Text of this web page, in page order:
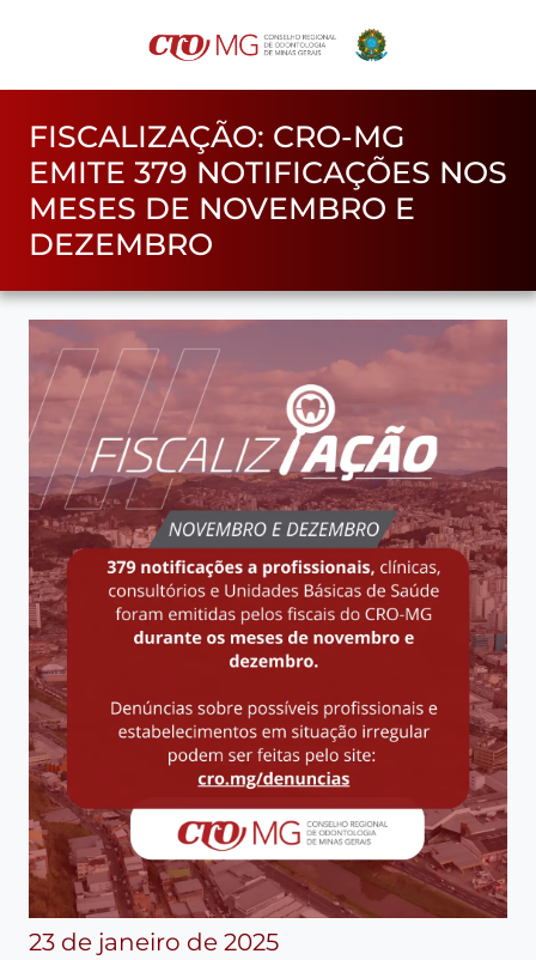
FISCALIZAÇÃO: CRO-MG
EMITE 379 NOTIFICAÇÕES NOS
MESES DE NOVEMBRO E
DEZEMBRO
23 de janeiro de 2025